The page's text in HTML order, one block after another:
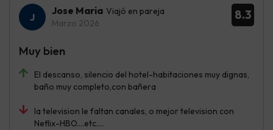
8.3
Jose Maria Viajó en pareja
Marzo 2026
El descanso, silencio del hotel-habitaciones muy dignas,
baño muy completo,con bañera
la television le faltan canales, o mejor television con
Neflix-HBO....etc....
Muy bien